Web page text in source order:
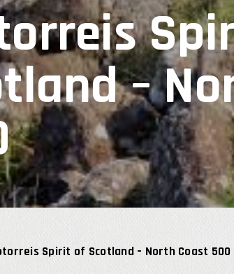
–
Spirit of Scotland – North Coast 500